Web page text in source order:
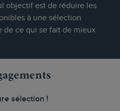
objectif est de réduire les
à une sélection
ce qui se fait de mieux
sélection !